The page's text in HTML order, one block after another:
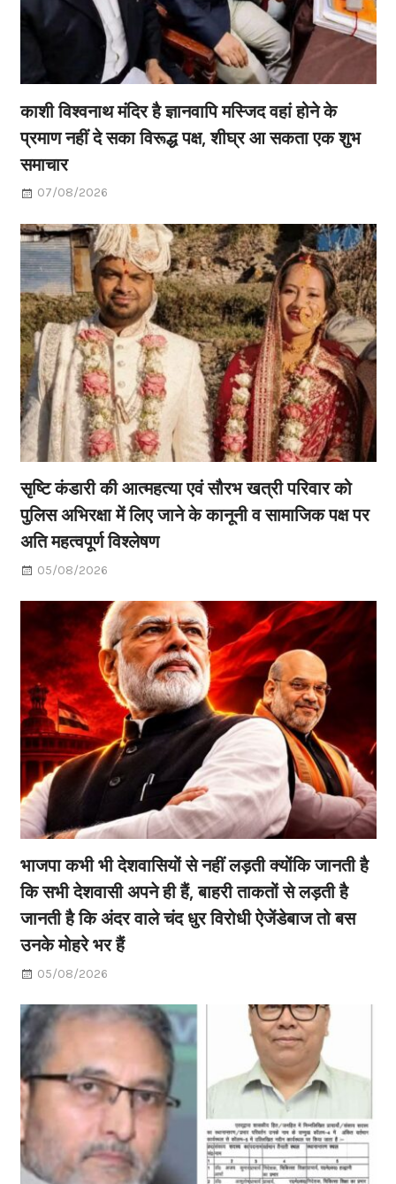
काशी विश्वनाथ मंदिर है ज्ञानवापि मस्जिद वहां होने के
प्रमाण नहीं दे सका विरूद्ध पक्ष, शीघ्र आ सकता एक शुभ
समाचार
07/08/2026
सृष्टि कंडारी की आत्महत्या एवं सौरभ खत्री परिवार को
पुलिस अभिरक्षा में लिए जाने के कानूनी व सामाजिक पक्ष पर
अति महत्वपूर्ण विश्लेषण
05/08/2026
भाजपा कभी भी देशवासियों से नहीं लड़ती क्योंकि जानती है
कि सभी देशवासी अपने ही हैं, बाहरी ताकतों से लड़ती है
जानती है कि अंदर वाले चंद धुर विरोधी ऐजेंडेबाज तो बस
उनके मोहरे भर हैं
05/08/2026